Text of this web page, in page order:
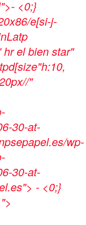
<0;}
e[si-j-
el bien star"
"
30-at-
wp-
30-at-
- <0;}